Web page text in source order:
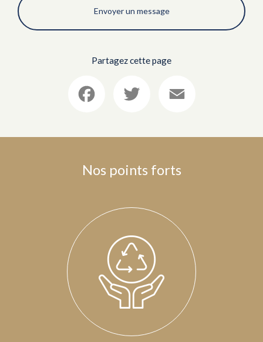
Envoyer un message
Partagez cette page
Nos points forts